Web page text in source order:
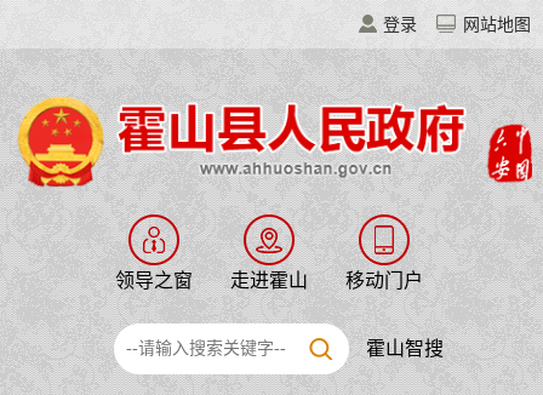
登录 网站地图
领导之窗 走进霍山 移动门户
霍山智搜